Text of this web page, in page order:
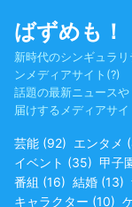
content
ばずめも！
新時代のシンギュラ
ンメディアサイト(?)
話題の最新ニュース
届けするメディアサイ
芸能 (92) エンタメ (
イベント (35) 甲子
番組 (16) 結婚 (13)
キャラクター (10)